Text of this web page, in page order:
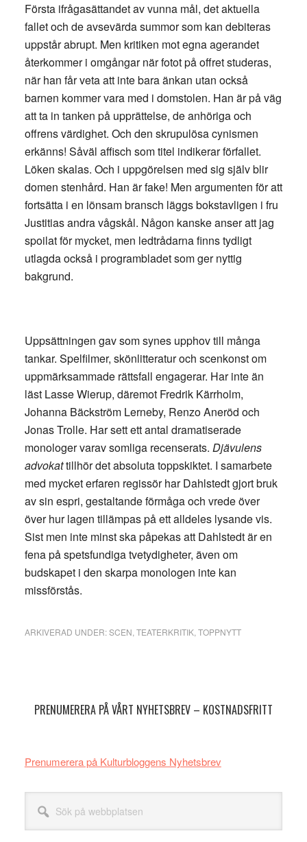
Första ifrågasättandet av vunna mål, det aktuella
fallet och de avsevärda summor som kan debiteras
uppstår abrupt. Men kritiken mot egna agerandet
återkommer i omgångar när fotot på offret studeras,
när han får veta att inte bara änkan utan också
barnen kommer vara med i domstolen. Han är på väg
att ta in tanken på upprättelse, de anhöriga och
offrens värdighet. Och den skrupulösa cynismen
erkänns! Såväl affisch som titel indikerar förfallet.
Löken skalas. Och i uppgörelsen med sig själv blir
domen stenhård. Han är fake! Men argumenten för att
fortsätta i en lönsam bransch läggs bokstavligen i fru
Justitias andra vågskål. Någon kanske anser att jag
spoilat för mycket, men ledtrådarna finns tydligt
utlagda också i programbladet som ger nyttig
bakgrund.
Uppsättningen gav som synes upphov till många
tankar. Spelfilmer, skönlitteratur och scenkonst om
uppmärksammade rättsfall engagerar. Har inte än
läst Lasse Wierup, däremot Fredrik Kärrholm,
Johanna Bäckström Lerneby, Renzo Aneröd och
Jonas Trolle. Har sett ett antal dramatiserade
monologer varav somliga recenserats. Djävulens
advokattillhör det absoluta toppskiktet. I samarbete
med mycket erfaren regissör har Dahlstedt gjort bruk
av sin espri, gestaltande förmåga och vrede över
över hur lagen tillämpas på ett alldeles lysande vis.
Sist men inte minst ska påpekas att Dahlstedt är en
fena på spetsfundiga tvetydigheter, även om
budskapet i den skarpa monologen inte kan
missförstås.
ARKIVERAD UNDER:SCEN TEATERKRITIK, TOPPNYTT
PRENUMERERA PÅ VÅRT NYHETSBREV – KOSTNADSFRITT
Prenumerera på Kulturbloggens Nyhetsbrev
webbplatsen